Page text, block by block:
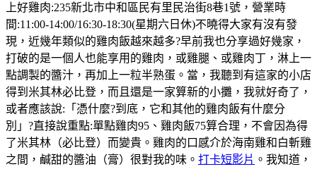
上好雞肉:235新北市中和區民有里民治街8巷1號，營業時
間:11:00-14:00/16:30-18:30(星期六日休)不曉得大家有沒有發
現，近幾年類似的雞肉飯越來越多?早前我也分享過好幾家，
打破的是一個人也能享用的雞肉，或雞腿、或雞肉丁，淋上一
點調製的醬汁，再加上一粒半熟蛋。當，我聽到有這家的小店
得到米其林必比登，而且還是一家算新的小攤，我就好奇了，
或者應該說:「憑什麼?到底，它和其他的雞肉飯有什麼分
別」?直接說重點:單點雞肉95、雞肉飯75算合理，不會因為得
了米其林（必比登）而變貴。雞肉的口感介於海南雞和白斬雞
之間，鹹甜的醬油（膏）很對我的味。 打卡短影片 。我知道，